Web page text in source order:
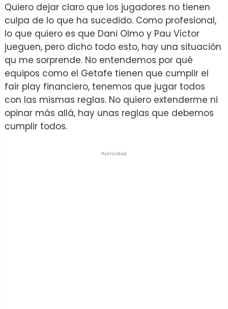
Quiero dejar claro que los jugadores no tienen
culpa de lo que ha sucedido. Como profesional,
lo que quiero es que Dani Olmo y Pau Víctor
jueguen, pero dicho todo esto, hay una situación
qu me sorprende. No entendemos por qué
equipos como el Getafe tienen que cumplir el
fair play financiero, tenemos que jugar todos
con las mismas reglas. No quiero extenderme ni
opinar más allá, hay unas reglas que debemos
cumplir todos.
Publicidad